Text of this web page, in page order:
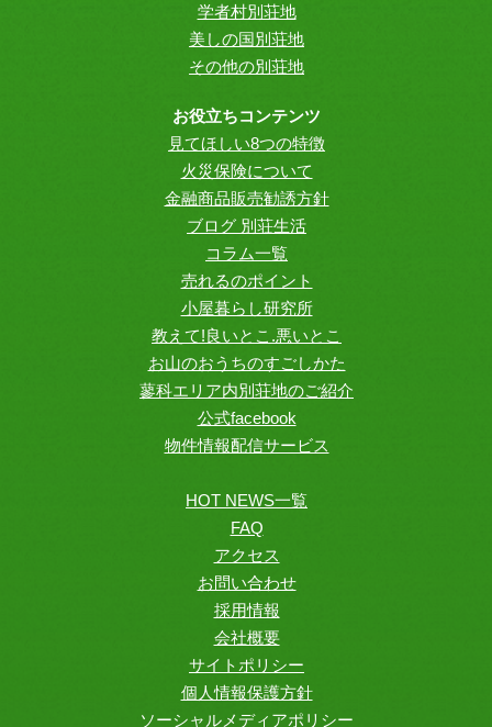
学者村別荘地
美しの国別荘地
その他の別荘地
お役立ちコンテンツ
見てほしい8つの特徴
火災保険について
金融商品販売勧誘方針
ブログ 別荘生活
コラム一覧
売れるのポイント
小屋暮らし研究所
教えて!良いとこ.悪いとこ
お山のおうちのすごしかた
蓼科エリア内別荘地のご紹介
公式facebook
物件情報配信サービス
HOT NEWS一覧
FAQ
アクセス
お問い合わせ
採用情報
会社概要
サイトポリシー
個人情報保護方針
ソーシャルメディアポリシー